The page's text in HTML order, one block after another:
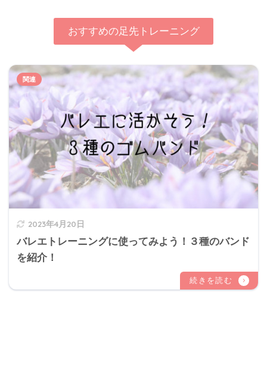
おすすめの足先トレーニング
2023年4月20日
バレエトレーニングに使ってみよう！３種のバンド
を紹介！